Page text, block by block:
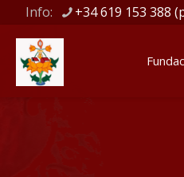
Info: +34 619 153 388